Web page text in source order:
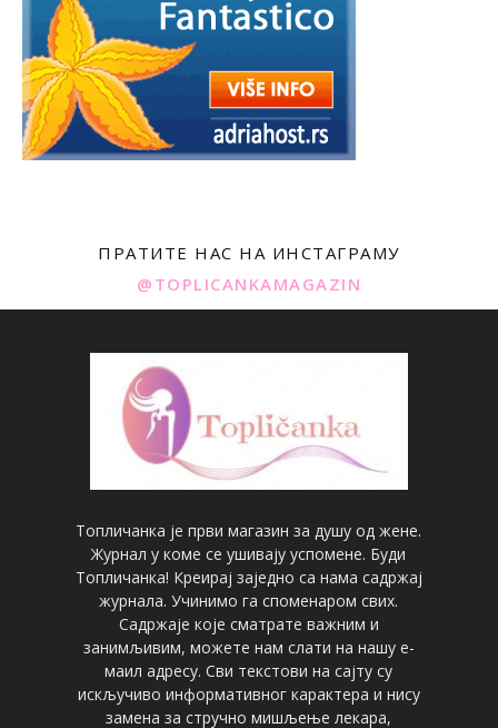
ПРАТИТЕ НАС НА ИНСТАГРАМУ
@TOPLICANKAMAGAZIN
Топличанка је први магазин за душу од жене.
Журнал у коме се ушивају успомене. Буди
Топличанка! Креирај заједно са нама садржај
журнала. Учинимо га споменаром свих.
Садржаје које сматрате важним и
занимљивим, можете нам слати на нашу е-
маил адресу. Сви текстови на сајту су
искључиво информативног карактера и нису
замена за стручно мишљење лекара,